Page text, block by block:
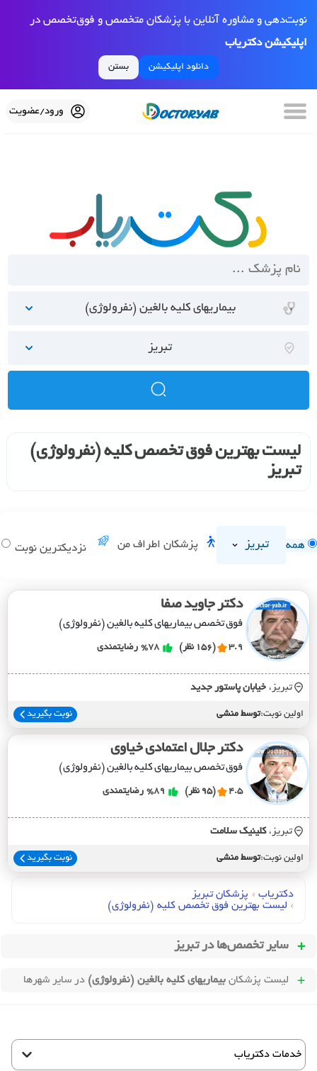
نوبت‌دهی و مشاوره آنلاین با پزشکان متخصص و فوق‌تخصص در
اپلیکیشن دکتریاب
دانلود اپلیکیشن بستن
ورود/عضویت
بیماریهای کلیه بالغین (نفرولوژی)
تبریز
لیست بهترین فوق تخصص کلیه (نفرولوژی)
تبریز
همه تبریز پزشکان اطراف من نزدیکترین نوبت
دکتر جاوید صفا
فوق تخصص بیماریهای کلیه بالغین (نفرولوژی)
3.9 (156 نظر) %78 رضایتمندی
تبریز، خيابان پاستور جديد
اولین نوبت:توسط منشی نوبت بگیرید
دکتر جلال اعتمادی خیاوی
فوق تخصص بیماریهای کلیه بالغین (نفرولوژی)
4.5 (95 نظر) %89 رضایتمندی
تبریز، کلينيک سلامت
اولین نوبت:توسط منشی نوبت بگیرید
دکتریاب › پزشکان تبریز
› لیست بهترین فوق تخصص کلیه (نفرولوژی)
سایر تخصص‌ها درتبریز
لیست پزشکان بیماریهای کلیه بالغین (نفرولوژی) در سایر شهرها
خدمات دکتریاب